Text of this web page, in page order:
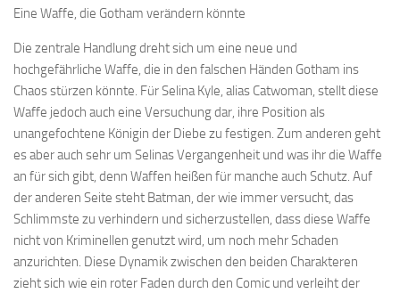
Eine Waffe, die Gotham verändern könnte
Die zentrale Handlung dreht sich um eine neue und
hochgefährliche Waffe, die in den falschen Händen Gotham ins
Chaos stürzen könnte. Für Selina Kyle, alias Catwoman, stellt diese
Waffe jedoch auch eine Versuchung dar, ihre Position als
unangefochtene Königin der Diebe zu festigen. Zum anderen geht
es aber auch sehr um Selinas Vergangenheit und was ihr die Waffe
an für sich gibt, denn Waffen heißen für manche auch Schutz. Auf
der anderen Seite steht Batman, der wie immer versucht, das
Schlimmste zu verhindern und sicherzustellen, dass diese Waffe
nicht von Kriminellen genutzt wird, um noch mehr Schaden
anzurichten. Diese Dynamik zwischen den beiden Charakteren
zieht sich wie ein roter Faden durch den Comic und verleiht der